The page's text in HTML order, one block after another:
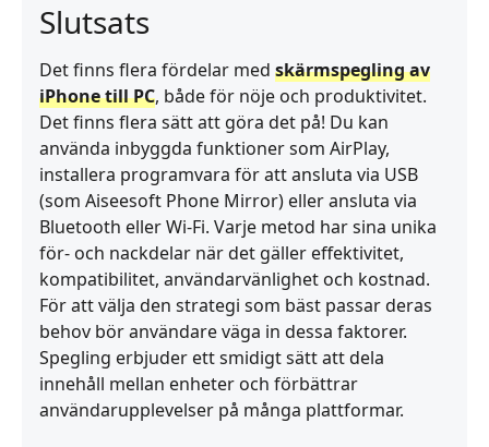
Slutsats
Det finns flera fördelar med skärmspegling av
iPhone till PC, både för nöje och produktivitet.
Det finns flera sätt att göra det på! Du kan
använda inbyggda funktioner som AirPlay,
installera programvara för att ansluta via USB
(som Aiseesoft Phone Mirror) eller ansluta via
Bluetooth eller Wi‑Fi. Varje metod har sina unika
för‑ och nackdelar när det gäller effektivitet,
kompatibilitet, användarvänlighet och kostnad.
För att välja den strategi som bäst passar deras
behov bör användare väga in dessa faktorer.
Spegling erbjuder ett smidigt sätt att dela
innehåll mellan enheter och förbättrar
användarupplevelser på många plattformar.